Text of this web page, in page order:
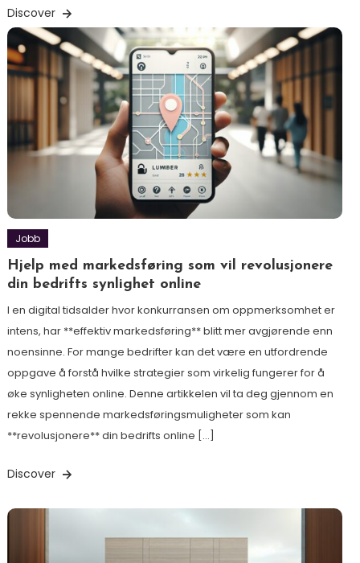
Discover
Jobb
Hjelp med markedsføring som vil revolusjonere
din bedrifts synlighet online
I en digital tidsalder hvor konkurransen om oppmerksomhet er
intens, har **effektiv markedsføring** blitt mer avgjørende enn
noensinne. For mange bedrifter kan det være en utfordrende
oppgave å forstå hvilke strategier som virkelig fungerer for å
øke synligheten online. Denne artikkelen vil ta deg gjennom en
rekke spennende markedsføringsmuligheter som kan
**revolusjonere** din bedrifts online […]
Discover